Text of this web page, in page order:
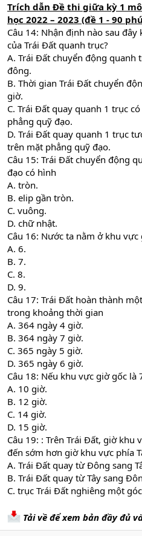
Trích dẫn Đề thi giữa kỳ 1
học 2022 – 2023 (đề 1 - 90
Câu 14: Nhận định nào sau
của Trái Đất quanh trục?
A. Trái Đất chuyển động quanh
đông.
B. Thời gian Trái Đất chuyển
giờ.
C. Trái Đất quay quanh 1 trục
phẳng quỹ đạo.
D. Trái Đất quay quanh 1 trục
trên mặt phẳng quỹ đạo.
Câu 15: Trái Đất chuyển động
đạo có hình
A. tròn.
B. elip gần tròn.
C. vuông.
D. chữ nhật.
Câu 16: Nước ta nằm ở khu
A. 6.
B. 7.
C. 8.
D. 9.
Câu 17: Trái Đất hoàn thành
trong khoảng thời gian
A. 364 ngày 4 giờ.
B. 364 ngày 7 giờ.
C. 365 ngày 5 giờ.
D. 365 ngày 6 giờ.
Câu 18: Nếu khu vực giờ gốc là
A. 10 giờ.
B. 12 giờ.
C. 14 giờ.
D. 15 giờ.
Câu 19: : Trên Trái Đất, giờ
đến sớm hơn giờ khu vực phía
A. Trái Đất quay từ Đông sang
B. Trái Đất quay từ Tây sang
C. trục Trái Đất nghiêng một
Tải về để xem bản đầy đủ